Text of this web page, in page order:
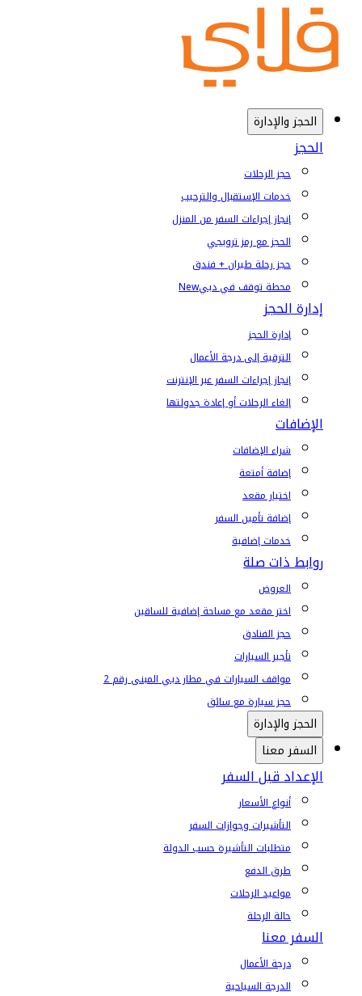
الحجز والإدارة
الحجز
حجز الرحلات
خدمات الإستقبال والترحيب
إنجاز إجراءات السفر من المنزل
الحجز مع رمز ترويجي
حجز رحلة طيران + فندق
محطة توقف في دبيNew
إدارة الحجز
إدارة الحجز
الترقية إلى درجة الأعمال
إنجاز إجراءات السفر عبر الإنترنت
إلغاء الرحلات أو إعادة جدولتها
الإضافات
شراء الإضافات
إضافة أمتعة
اختيار مقعد
إضافة تأمين السفر
خدمات إضافية
روابط ذات صلة
العروض
اختر مقعد مع مساحة إضافية للساقين
حجز الفنادق
تأجير السيارات
مواقف السيارات في مطار دبي المبنى رقم 2
حجز سيارة مع سائق
الحجز والإدارة
السفر معنا
الإعداد قبل السفر
أنواع الأسعار
التأشيرات وجوازات السفر
متطلبات التأشيرة حسب الدولة
طرق الدفع
مواعيد الرحلات
حالة الرحلة
السفر معنا
درجة الأعمال
الدرجة السياحية